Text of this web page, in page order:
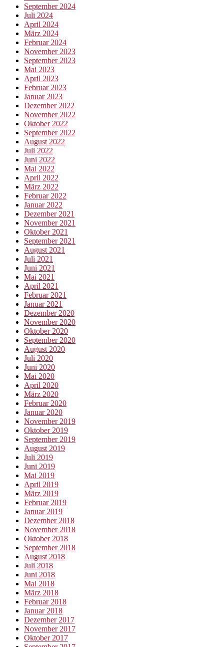
September 2024
Juli 2024
April 2024
März 2024
Februar 2024
November 2023
September 2023
Mai 2023
April 2023
Februar 2023
Januar 2023
Dezember 2022
November 2022
Oktober 2022
September 2022
August 2022
Juli 2022
Juni 2022
Mai 2022
April 2022
März 2022
Februar 2022
Januar 2022
Dezember 2021
November 2021
Oktober 2021
September 2021
August 2021
Juli 2021
Juni 2021
Mai 2021
April 2021
Februar 2021
Januar 2021
Dezember 2020
November 2020
Oktober 2020
September 2020
August 2020
Juli 2020
Juni 2020
Mai 2020
April 2020
März 2020
Februar 2020
Januar 2020
November 2019
Oktober 2019
September 2019
August 2019
Juli 2019
Juni 2019
Mai 2019
April 2019
März 2019
Februar 2019
Januar 2019
Dezember 2018
November 2018
Oktober 2018
September 2018
August 2018
Juli 2018
Juni 2018
Mai 2018
März 2018
Februar 2018
Januar 2018
Dezember 2017
November 2017
Oktober 2017